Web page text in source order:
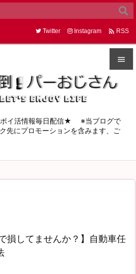


メニュ
サイド


Twitter Instagram  RSS
イ活情報毎日配信★ ※当ブログで
先にプロモーションを含みます、ご
損してませんか？】自動車任